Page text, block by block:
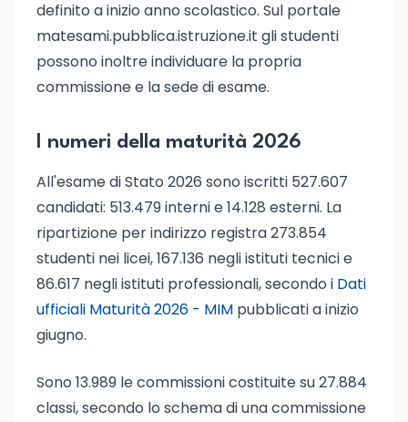
definito a inizio anno scolastico. Sul portale
matesami.pubblica.istruzione.it gli studenti
possono inoltre individuare la propria
commissione e la sede di esame.
I numeri della maturità 2026
All'esame di Stato 2026 sono iscritti 527.607
candidati: 513.479 interni e 14.128 esterni. La
ripartizione per indirizzo registra 273.854
studenti nei licei, 167.136 negli istituti tecnici e
86.617 negli istituti professionali, secondo i Dati
ufficiali Maturità 2026 - MIM pubblicati a inizio
giugno.
Sono 13.989 le commissioni costituite su 27.884
classi, secondo lo schema di una commissione